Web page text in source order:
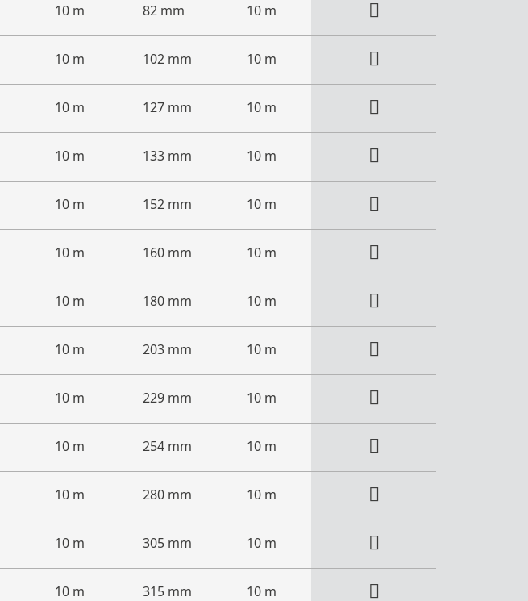
10 m 82 mm 10 m
10 m 102 mm 10 m
10 m 127 mm 10 m
10 m 133 mm 10 m
10 m 152 mm 10 m
10 m 160 mm 10 m
10 m 180 mm 10 m
10 m 203 mm 10 m
10 m 229 mm 10 m
10 m 254 mm 10 m
10 m 280 mm 10 m
10 m 305 mm 10 m
10 m 315 mm 10 m